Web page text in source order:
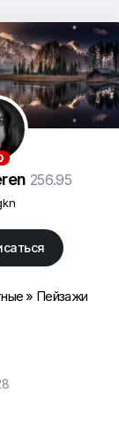
256.95
» Пейзажи